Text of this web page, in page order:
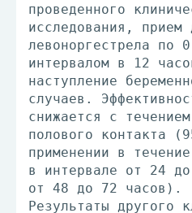
проведенного
исследования, прием
левоноргестрела по
интервалом в 12
наступление
случаев.
снижается с
полового контакта
применении в
в интервале от 24
от 48 до 72 часов).
Результаты другого